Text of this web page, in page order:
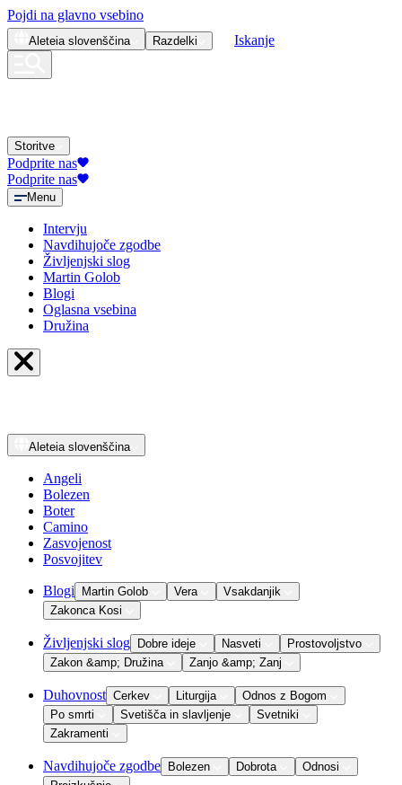
Pojdi na glavno vsebino
Aleteia slovenščina Razdelki Iskanje
Storitve
Podprite nas
Podprite nas
Menu
Intervju
Navdihujoče zgodbe
Življenjski slog
Martin Golob
Blogi
Oglasna vsebina
Družina
Aleteia slovenščina
Angeli
Bolezen
Boter
Camino
Zasvojenost
Posvojitev
Blogi Martin Golob Vera
Vsakdanjik
Zakonca Kosi
Življenjski slog Dobre ideje Nasveti
Prostovoljstvo
Zakon &amp; Družina
Zanjo &amp; Zanj
Duhovnost Cerkev Liturgija
Odnos z Bogom
Po smrti
Svetišča in slavljenje
Svetniki
Zakramenti
Navdihujoče zgodbe Bolezen Dobrota
Odnosi